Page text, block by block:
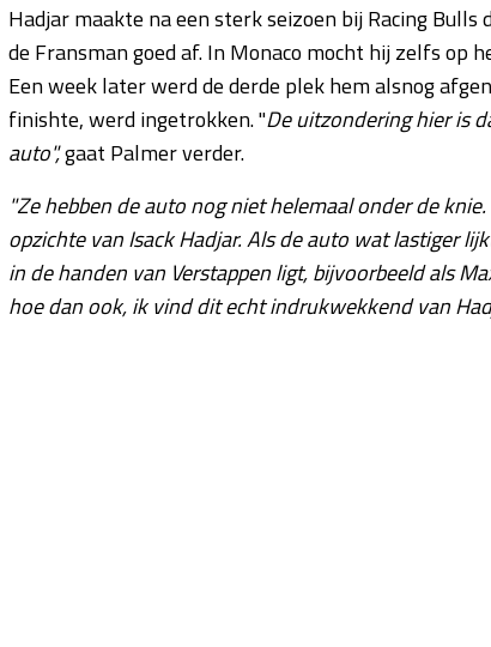
Hadjar maakte na een sterk seizoen bij Racing
de Fransman goed af. In Monaco mocht hij zelfs op
Een week later werd de derde plek hem alsnog
finishte, werd ingetrokken. "De uitzondering hier is
auto",gaat Palmer verder.
"Ze hebben de auto nog niet helemaal onder de
opzichte van Isack Hadjar. Als de auto wat lastiger
in de handen van Verstappen ligt, bijvoorbeeld als
hoe dan ook, ik vind dit echt indrukwekkend van